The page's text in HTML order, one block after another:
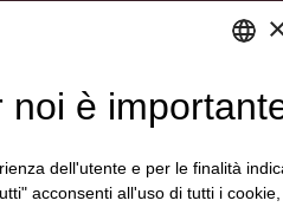
DEFAULT LANGUAGE
ITALIAN
è
dell'utente e per le finalità
acconsenti all'uso di tutti i